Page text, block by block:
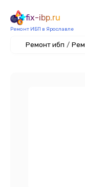
fix-ibp.ru
Ремонт ИБП в Ярославле
Ремонт ибп /